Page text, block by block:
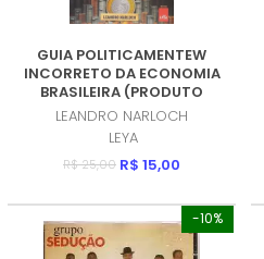
GUIA POLITICAMENTEW
INCORRETO DA ECONOMIA
BRASILEIRA (PRODUTO
USADO - MUITO BOM)
LEANDRO NARLOCH
LEYA
R$ 25,00 R$ 15,00
-10%